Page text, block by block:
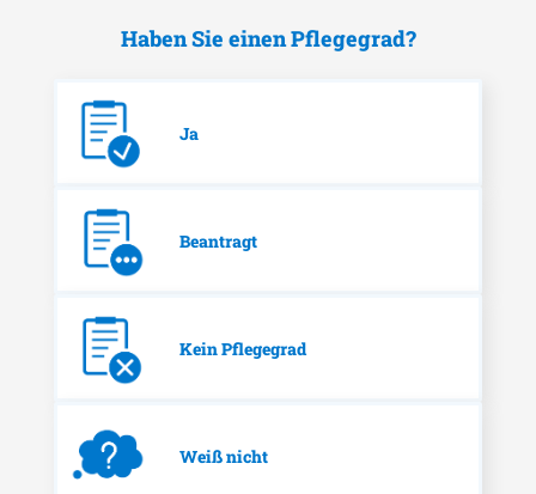
Haben Sie einen Pflegegrad?
Ja
Beantragt
Kein Pflegegrad
Weiß nicht